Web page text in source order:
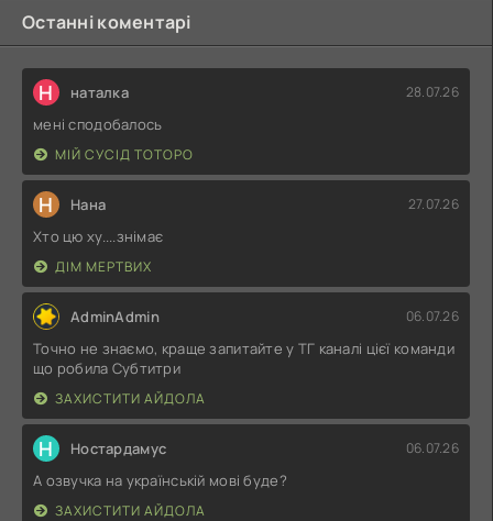
Останні коментарі
Н наталка 28.07.26
мені сподобалось
МІЙ СУСІД ТОТОРО
Н Нана 27.07.26
Хто цю ху....знімає
ДІМ МЕРТВИХ
AdminAdmin 06.07.26
Точно не знаємо, краще запитайте у ТГ каналі цієї команди
що робила Субтитри
ЗАХИСТИТИ АЙДОЛА
Н Ностардамус 06.07.26
А озвучка на українській мові буде?
ЗАХИСТИТИ АЙДОЛА